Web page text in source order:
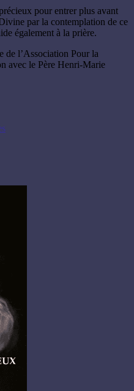
pour entrer plus avant
par la contemplation de ce
également à la prière.
de l’Association Pour la
avec le Père Henri-Marie